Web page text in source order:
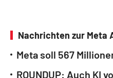
Nachrichten zur Meta
Meta soll 567